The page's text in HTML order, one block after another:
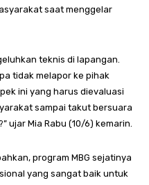
saat menggelar
teknis di lapangan.
tidak melapor ke pihak
ini yang harus dievaluasi
sampai takut bersuara
ujar Mia Rabu (10/6) kemarin.
program MBG sejatinya
yang sangat baik untuk